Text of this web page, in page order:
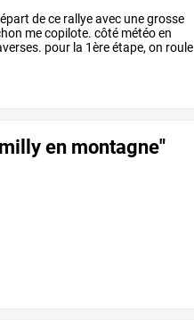
dece rallyeavec unegrosse
mecopilote. côté météoen
pour la 1èreétape, on roule
en montagne"